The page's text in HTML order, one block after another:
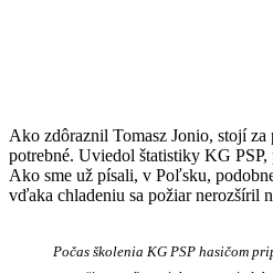
Ako zdôraznil Tomasz Jonio, stojí za
potrebné. Uviedol štatistiky KG
Ako sme už písali, v Poľsku,
vďaka chladeniu sa požiar nerozšíril
Počas školenia KG PSP hasičom